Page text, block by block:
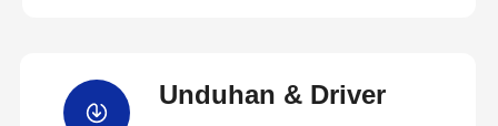
Unduhan & Driver